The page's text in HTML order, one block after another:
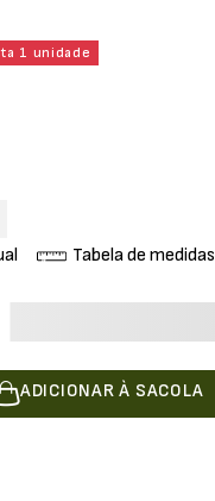
1 unidade
Tabela de medidas
ADICIONAR À SACOLA